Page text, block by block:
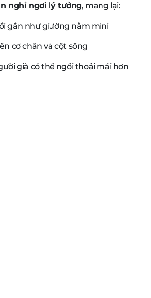
nghỉ ngơi lý tưởng, mang lại:
gần như giường nằm mini
cơ chân và cột sống
già có thể ngồi thoải mái hơn